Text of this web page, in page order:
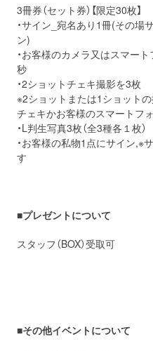
3冊券（セット券）【限定30枚】
・サイン_宛名あり1冊(その場
ン)
・お客様のカメラ又はスマー
秒
・2ショットチェキ撮影を3枚
※2ショットまたは1ショット
チェキかお客様のスマートフ
・L判生写真3枚（全3種各１枚）
・お客様の私物1点にサイン,※
す
■プレゼントについて
スタッフ（BOX）受取可
■その他イベントについて